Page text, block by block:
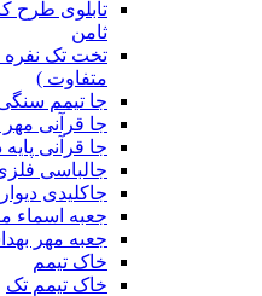
ثامن
تخت تک نفره
متفاوت )
جا تیمم
جا قرآنی مهر
جا قرآنی
جالباسی
جاکلیدی
جعبه اسماء
جعبه مهر
خاک تیمم
خاک تیمم تک